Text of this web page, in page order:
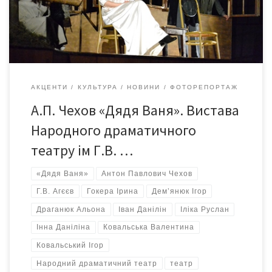
Андріївна – Даніліна Інна Софія Олександрівна(Соня) –
Драганюк Альона Войницька […]
АКЦЕНТИ КУЛЬТУРА НОВИНИ ФОТОРЕПОРТАЖ
А.П. Чехов «Дядя Ваня». Вистава
Народного драматичного
театру ім Г.В. …
«Дядя Ваня» Антон Павлович Чехов
Г.В. Агєєв Гокера Ірина Дем’янюк Ігор
Драганюк Альона Іван Данілін Іліка Руслан
Інна Даніліна Ковальська Валентина
Ковальський Ігор
Народний драматичний театр театр